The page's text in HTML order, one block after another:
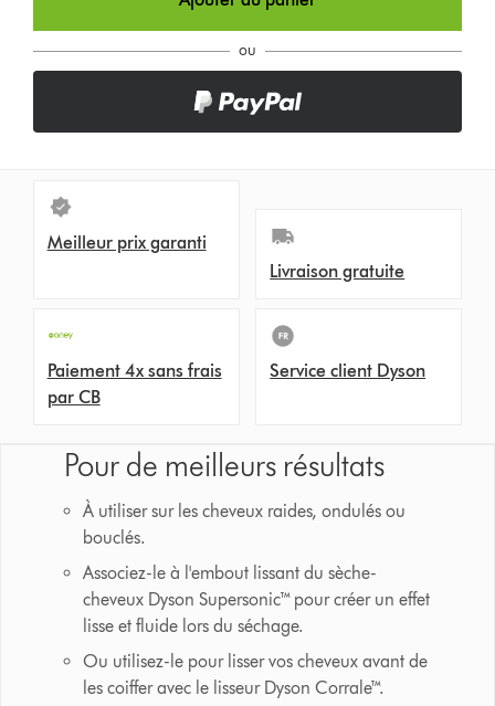
o
s
ou
Meilleur prix garanti
Livraison gratuite
Paiement 4x sans frais
par CB
Service client Dyson
Pour de meilleurs résultats
À utiliser sur les cheveux raides, ondulés ou
bouclés.
Associez-le à l'embout lissant du sèche-
cheveux Dyson Supersonic™ pour créer un effet
lisse et fluide lors du séchage.
Ou utilisez-le pour lisser vos cheveux avant de
les coiffer avec le lisseur Dyson Corrale™.